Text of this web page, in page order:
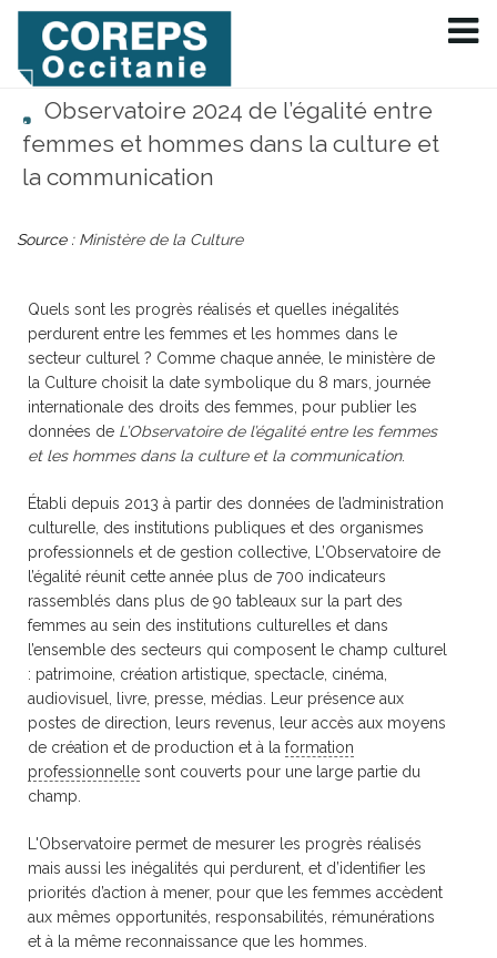
Observatoire 2024 de l’égalité entre
femmes et hommes dans la culture et
la communication
Source : Ministère de la Culture
Quels sont les progrès réalisés et quelles inégalités
perdurent entre les femmes et les hommes dans le
secteur culturel ? Comme chaque année, le ministère de
la Culture choisit la date symbolique du 8 mars, journée
internationale des droits des femmes, pour publier les
données de L’Observatoire de l’égalité entre les femmes
et les hommes dans la culture et la communication.
Établi depuis 2013 à partir des données de l’administration
culturelle, des institutions publiques et des organismes
professionnels et de gestion collective, L’Observatoire de
l’égalité réunit cette année plus de 700 indicateurs
rassemblés dans plus de 90 tableaux sur la part des
femmes au sein des institutions culturelles et dans
l’ensemble des secteurs qui composent le champ culturel
: patrimoine, création artistique, spectacle, cinéma,
audiovisuel, livre, presse, médias. Leur présence aux
postes de direction, leurs revenus, leur accès aux moyens
de création et de production et à la formation
professionnelle sont couverts pour une large partie du
champ.
L'Observatoire permet de mesurer les progrès réalisés
mais aussi les inégalités qui perdurent, et d’identifier les
priorités d’action à mener, pour que les femmes accèdent
aux mêmes opportunités, responsabilités, rémunérations
et à la même reconnaissance que les hommes.